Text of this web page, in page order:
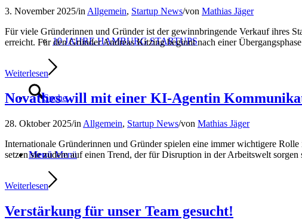
10 JAHRE HAMBURG STARTUPS
Suche
Menü Menü
3. November 2025/in Allgemein, Startup News/von Mathias Jäger
Für viele Gründerinnen und Gründer ist der gewinnbringende Verkauf ihres
erreicht. Für den Gründer Andreas Kitzing beginnt nach einer
Weiterlesen
Novathes will mit einer KI-Agentin
28. Oktober 2025/in Allgemein, Startup News/von Mathias Jäger
Internationale Gründerinnen und Gründer spielen eine immer wichtigere
setzen sie zudem auf einen Trend, der für Disruption in der Arbeitswelt
Weiterlesen
Verstärkung für unser Team gesucht!